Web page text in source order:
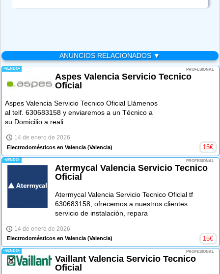
ANUNCIOS RELACIONADOS ▼
-VENDO- PROFESIONAL
Aspes Valencia Servicio Tecnico
Oficial
Aspes Valencia Servicio Tecnico Oficial Llámenos
al telf. 630683158 y enviaremos a un Técnico a
su Domicilio a reali
14 de enero de 2026
Electrodomésticos en Valencia (Valencia) 15€
-VENDO- PROFESIONAL
Atermycal Valencia Servicio Tecnico
Oficial
Atermycal Valencia Servicio Tecnico Oficial tf
630683158, ofrecemos a nuestros clientes
servicio de instalación, repara
14 de enero de 2026
Electrodomésticos en Valencia (Valencia) 15€
-VENDO- PROFESIONAL
Vaillant Valencia Servicio Tecnico
Oficial